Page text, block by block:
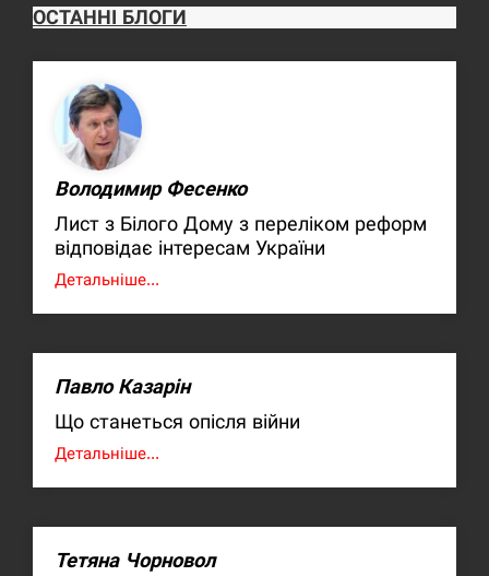
ОСТАННІ БЛОГИ
Володимир Фесенко
Лист з Білого Дому з переліком реформ
відповідає інтересам України
Детальніше...
Павло Казарін
Що станеться опісля війни
Детальніше...
Тетяна Чорновол